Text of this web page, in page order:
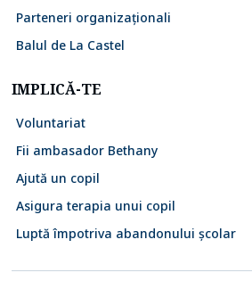
Parteneri organizaționali
Balul de La Castel
IMPLICĂ-TE
Voluntariat
Fii ambasador Bethany
Ajută un copil
Asigura terapia unui copil
Luptă împotriva abandonului școlar